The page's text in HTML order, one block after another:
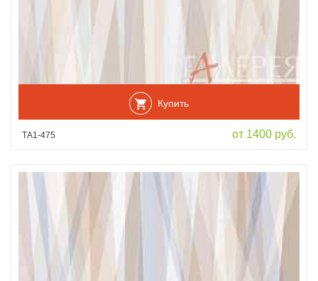
Купить
ТА1-475 от 1400 руб.